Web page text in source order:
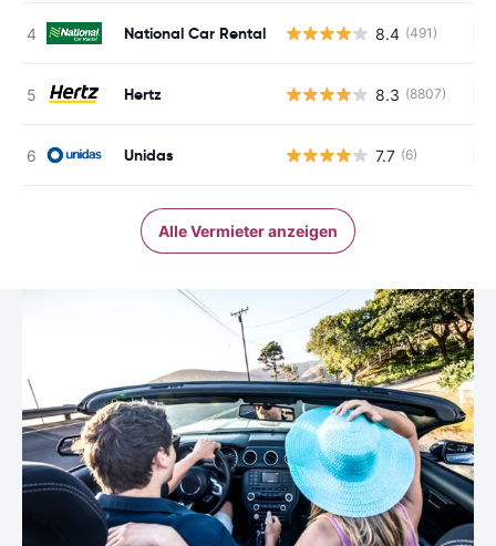
National Car Rental 8.4 (491)
Hertz 8.3 (8807)
Unidas 7.7 (6)
Alle Vermieter anzeigen